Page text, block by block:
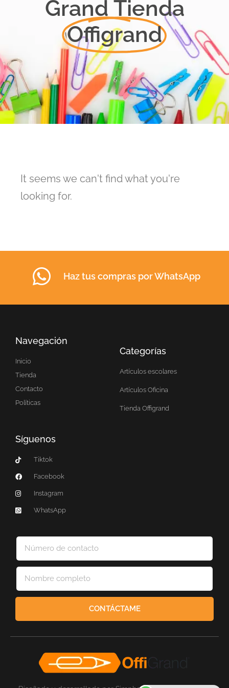
Grand Tienda
Offigrand
It seems we can't find what you're
looking for.
Haz tus compras por WhatsApp
Navegación
Inicio
Tienda
Contacto
Políticas
Categorías
Artículos escolares
Artículos Oficina
Tienda Offigrand
Síguenos
Tiktok
Facebook
Instagram
WhatsApp
CONTÁCTAME